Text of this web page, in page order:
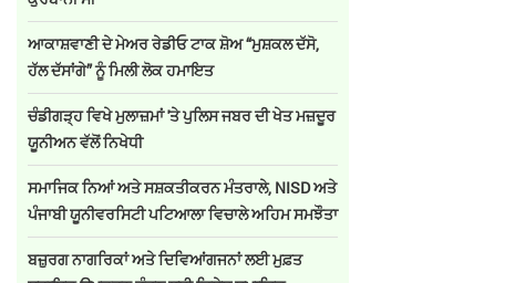
ਆਕਾਸ਼ਵਾਣੀ ਦੇ ਮੇਅਰ ਰੇਡੀਓ ਟਾਕ ਸ਼ੋਅ “ਮੁਸ਼ਕਲ ਦੱਸੋ,
ਹੱਲ ਦੱਸਾਂਗੇ” ਨੂੰ ਮਿਲੀ ਲੋਕ ਹਮਾਇਤ
ਚੰਡੀਗੜ੍ਹ ਵਿਖੇ ਮੁਲਾਜ਼ਮਾਂ 'ਤੇ ਪੁਲਿਸ ਜਬਰ ਦੀ ਖੇਤ ਮਜ਼ਦੂਰ
ਯੂਨੀਅਨ ਵੱਲੋਂ ਨਿਖੇਧੀ
ਸਮਾਜਿਕ ਨਿਆਂ ਅਤੇ ਸਸ਼ਕਤੀਕਰਨ ਮੰਤਰਾਲੇ, NISD ਅਤੇ
ਪੰਜਾਬੀ ਯੂਨੀਵਰਸਿਟੀ ਪਟਿਆਲਾ ਵਿਚਾਲੇ ਅਹਿਮ ਸਮਝੌਤਾ
ਬਜ਼ੁਰਗ ਨਾਗਰਿਕਾਂ ਅਤੇ ਦਿਵਿਆਂਗਜਨਾਂ ਲਈ ਮੁਫ਼ਤ